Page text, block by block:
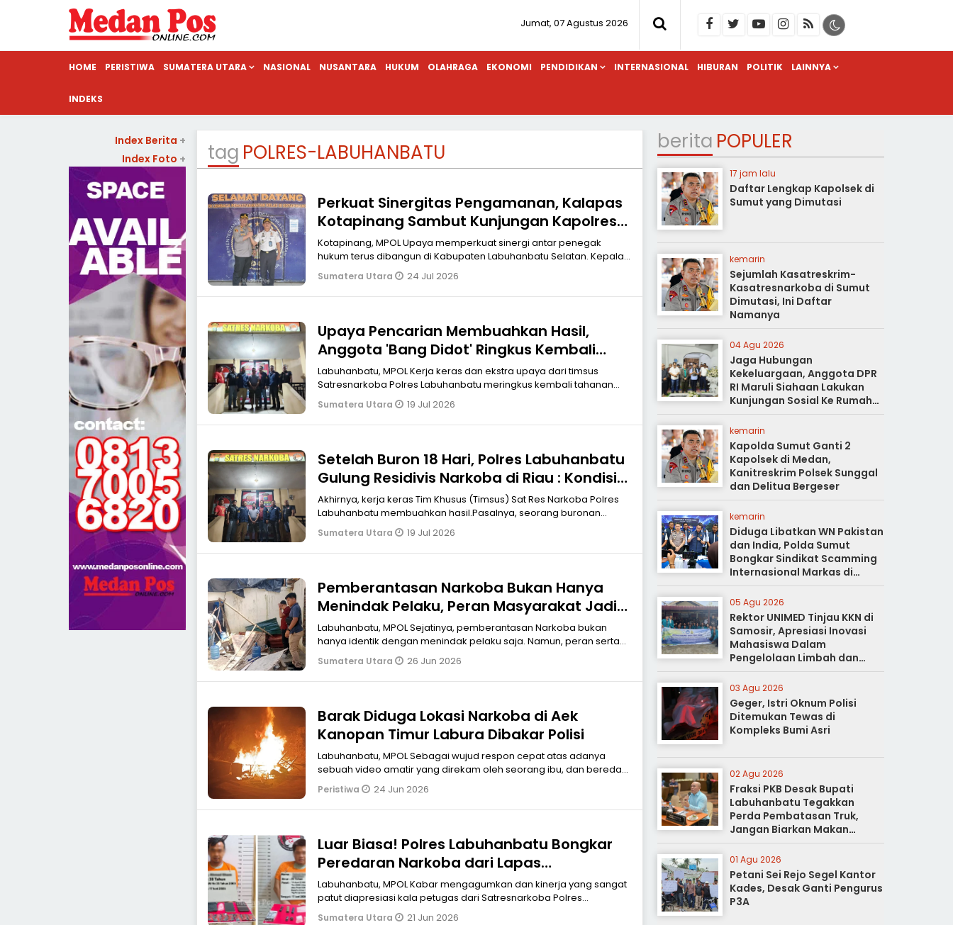
Jumat, 07 Agustus 2026
HOME PERISTIWA SUMATERA UTARA NASIONAL NUSANTARA HUKUM OLAHRAGA EKONOMI PENDIDIKAN INTERNASIONAL HIBURAN POLITIK LAINNYA
INDEKS
tag POLRES-LABUHANBATU
Perkuat Sinergitas Pengamanan, Kalapas
Kotapinang Sambut Kunjungan Kapolres
Labuhanbatu Selatan
Kotapinang, MPOL Upaya memperkuat sinergi antar penegak
hukum terus dibangun di Kabupaten Labuhanbatu Selatan. Kepala
Lembaga Pemasyarakat
Sumatera Utara 24 Jul 2026
Upaya Pencarian Membuahkan Hasil,
Anggota 'Bang Didot' Ringkus Kembali
Tahanan Narkoba yang Kabur
Labuhanbatu, MPOL Kerja keras dan ekstra upaya dari timsus
Satresnarkoba Polres Labuhanbatu meringkus kembali tahanan
yang kabur membuahkan
Sumatera Utara 19 Jul 2026
Setelah Buron 18 Hari, Polres Labuhanbatu
Gulung Residivis Narkoba di Riau : Kondisi
Tersangka Sehat
Akhirnya, kerja keras Tim Khusus (Timsus) Sat Res Narkoba Polres
Labuhanbatu membuahkan hasil.Pasalnya, seorang buronan
residivis kasus na
Sumatera Utara 19 Jul 2026
Pemberantasan Narkoba Bukan Hanya
Menindak Pelaku, Peran Masyarakat Jadi
Pendukung
Labuhanbatu, MPOL Sejatinya, pemberantasan Narkoba bukan
hanya identik dengan menindak pelaku saja. Namun, peran serta
masyarakat juga menj
Sumatera Utara 26 Jun 2026
Barak Diduga Lokasi Narkoba di Aek
Kanopan Timur Labura Dibakar Polisi
Labuhanbatu, MPOL Sebagai wujud respon cepat atas adanya
sebuah video amatir yang direkam oleh seorang ibu, dan beredar
luas di media sosia
Peristiwa 24 Jun 2026
Luar Biasa! Polres Labuhanbatu Bongkar
Peredaran Narkoba dari Lapas
Labuhanbilik, Polisi Lebih Dulu Tangkap
Pegawai
Labuhanbatu, MPOL Kabar mengagumkan dan kinerja yang sangat
patut diapresiasi kala petugas dari Satresnarkoba Polres
Labuhanbatu berhasil m
Sumatera Utara 21 Jun 2026
Index Berita +
Index Foto +
berita POPULER
17 jam lalu
Daftar Lengkap Kapolsek di
Sumut yang Dimutasi
kemarin
Sejumlah Kasatreskrim-
Kasatresnarkoba di Sumut
Dimutasi, Ini Daftar
Namanya
04 Agu 2026
Jaga Hubungan
Kekeluargaan, Anggota DPR
RI Maruli Siahaan Lakukan
Kunjungan Sosial Ke Rumah
Duka
kemarin
Kapolda Sumut Ganti 2
Kapolsek di Medan,
Kanitreskrim Polsek Sunggal
dan Delitua Bergeser
kemarin
Diduga Libatkan WN Pakistan
dan India, Polda Sumut
Bongkar Sindikat Scamming
Internasional Markas di
Apartemen Podomoro
05 Agu 2026
Rektor UNIMED Tinjau KKN di
Samosir, Apresiasi Inovasi
Mahasiswa Dalam
Pengelolaan Limbah dan
Pertanian Ramah Lingkungan
03 Agu 2026
Geger, Istri Oknum Polisi
Ditemukan Tewas di
Kompleks Bumi Asri
02 Agu 2026
Fraksi PKB Desak Bupati
Labuhanbatu Tegakkan
Perda Pembatasan Truk,
Jangan Biarkan Makan
Korban
01 Agu 2026
Petani Sei Rejo Segel Kantor
Kades, Desak Ganti Pengurus
P3A